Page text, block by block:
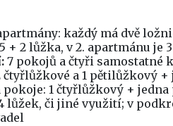
každý má dvě
+ 2 lůžka, v 2. apartmánu je
7 pokojů a čtyři samostatné
a 1 pětilůžkový +
pokoje: 1 čtyřlůžkový +
lůžek, či jiné využití; v